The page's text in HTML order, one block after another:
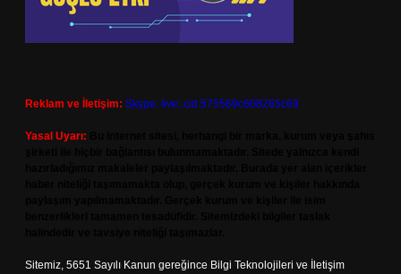
Reklam ve İletişim: Skype: live:.cid.575569c608265c69
Yasal Uyarı:
Sitemiz, 5651 Sayılı Kanun gereğince Bilgi Teknolojileri ve İletişim